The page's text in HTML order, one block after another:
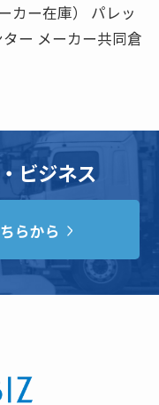
カー在庫） パレッ
ー メーカー共同倉
ビジネス
らから